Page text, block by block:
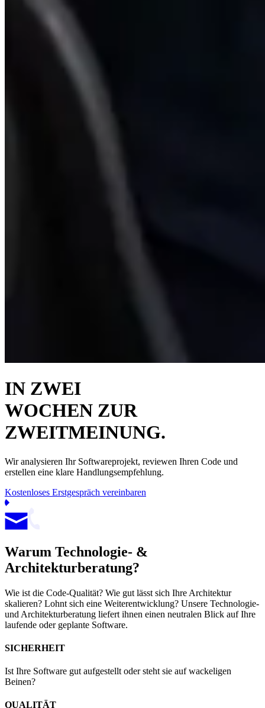
IN ZWEI
WOCHEN ZUR
ZWEITMEINUNG.
Wir analysieren Ihr Softwareprojekt, reviewen Ihren Code und
erstellen eine klare Handlungsempfehlung.
Kostenloses Erstgespräch vereinbaren
Warum Technologie- &
Architekturberatung?
Wie ist die Code-Qualität? Wie gut lässt sich Ihre Architektur
skalieren? Lohnt sich eine Weiterentwicklung? Unsere Technologie-
und Architekturberatung liefert ihnen einen neutralen Blick auf Ihre
laufende oder geplante Software.
SICHERHEIT
Ist Ihre Software gut aufgestellt oder steht sie auf wackeligen
Beinen?
QUALITÄT